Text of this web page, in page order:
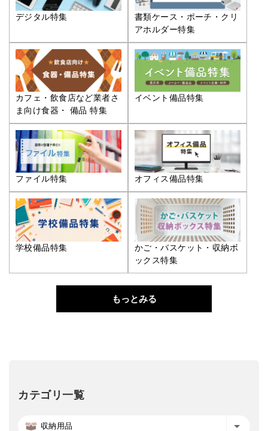
デジタル特集
書類ケース・ポーチ・クリ
アホルダー特集
カフェ・飲食店など業者さ
ま向け食器・ 備品 特集
イベント備品特集
ファイル特集 オフィス備品特集
学校備品特集
かご・バスケット・収納ボ
ックス特集
もっとみる
カテゴリ一覧
収納用品